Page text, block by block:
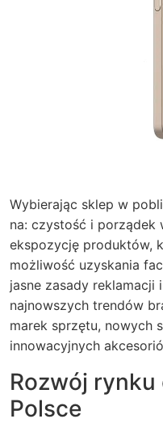
Wybierając sklep w
na: czystość i porządek
ekspozycję produktów,
możliwość uzyskania
jasne zasady
najnowszych trendów
marek sprzętu, nowych
innowacyjnych
Rozwój
Polsce